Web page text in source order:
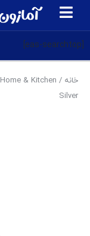
[eas-searchtop]
خانه /
Home & Kitchen
Silver